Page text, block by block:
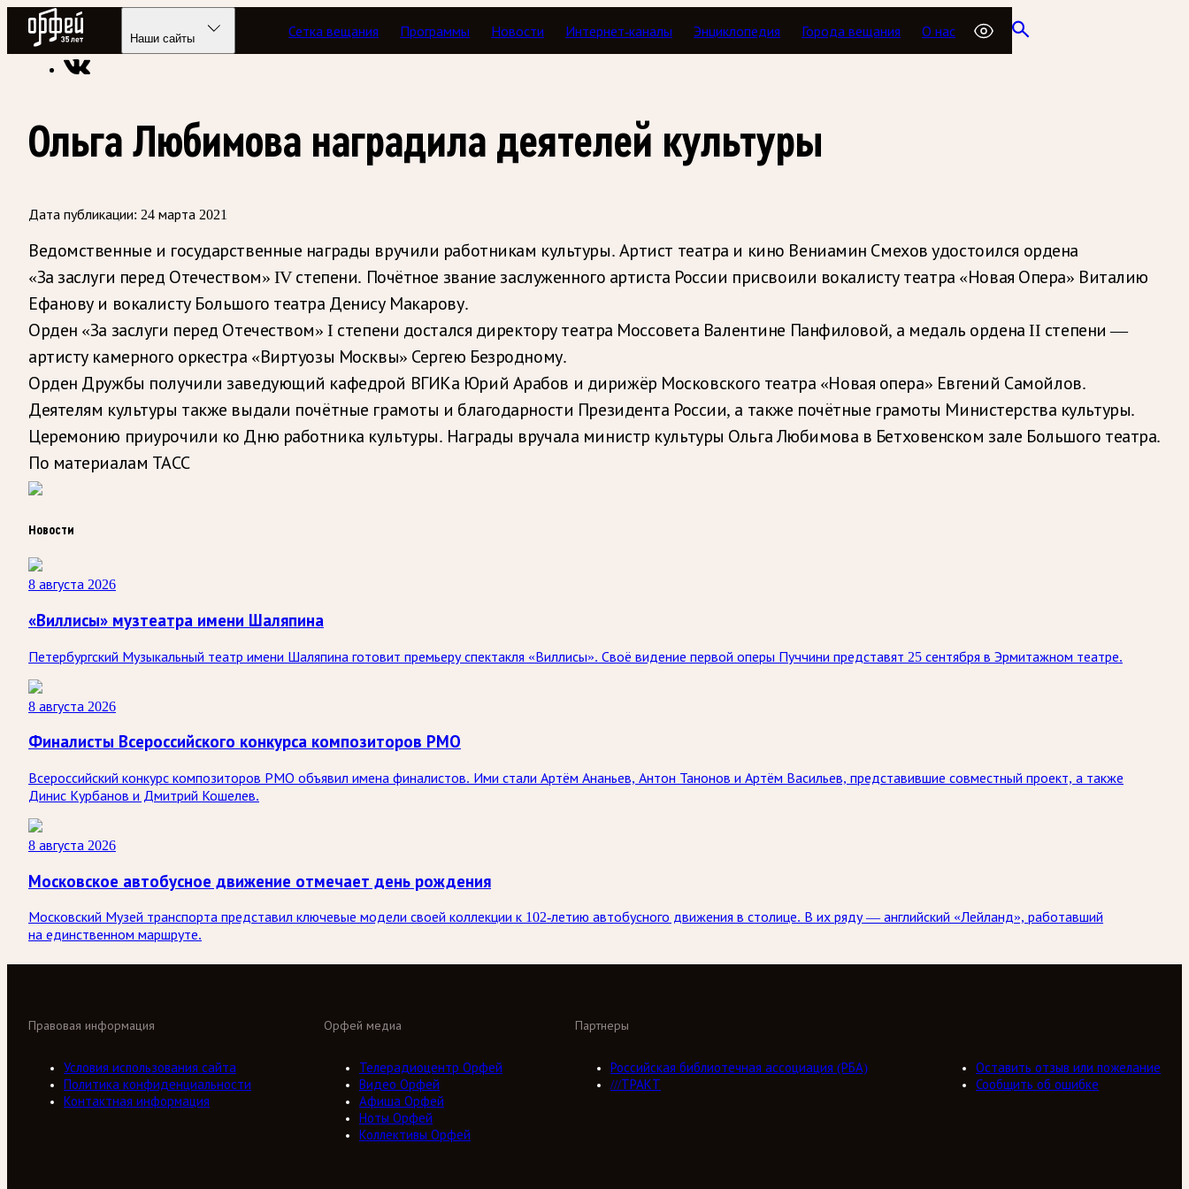
Радио Орфей
Наши сайты Сетка вещания Программы Новости Интернет-каналы Энциклопедия Города вещания О нас
Радио классической музыки «Орфей» Новости
Ольга Любимова наградила деятелей культуры
Дата публикации: 24 марта 2021
Ведомственные и государственные награды вручили работникам культуры. Артист театра и кино Вениамин Смехов удостоился ордена
«За заслуги перед Отечеством» IV степени. Почётное звание заслуженного артиста России присвоили вокалисту театра «Новая Опера» Виталию
Ефанову и вокалисту Большого театра Денису Макарову.
Орден «За заслуги перед Отечеством» I степени достался директору театра Моссовета Валентине Панфиловой, а медаль ордена II степени —
артисту камерного оркестра «Виртуозы Москвы» Сергею Безродному.
Орден Дружбы получили заведующий кафедрой ВГИКа Юрий Арабов и дирижёр Московского театра «Новая опера» Евгений Самойлов.
Деятелям культуры также выдали почётные грамоты и благодарности Президента России, а также почётные грамоты Министерства культуры.
Церемонию приурочили ко Дню работника культуры. Награды вручала министр культуры Ольга Любимова в Бетховенском зале Большого театра.
По материалам ТАСС
Новости
8 августа 2026
«Виллисы» музтеатра имени Шаляпина
Петербургский Музыкальный театр имени Шаляпина готовит премьеру спектакля «Виллисы». Своё видение первой оперы Пуччини представят 25 сентября в Эрмитажном театре.
8 августа 2026
Финалисты Всероссийского конкурса композиторов РМО
Всероссийский конкурс композиторов РМО объявил имена финалистов. Ими стали Артём Ананьев, Антон Танонов и Артём Васильев, представившие совместный проект, а также
Динис Курбанов и Дмитрий Кошелев.
8 августа 2026
Московское автобусное движение отмечает день рождения
Московский Музей транспорта представил ключевые модели своей коллекции к 102-летию автобусного движения в столице. В их ряду — английский «Лейланд», работавший
на единственном маршруте.
Орфей медиа
Телерадиоцентр Орфей
Видео Орфей
Афиша Орфей
Ноты Орфей
Коллективы Орфей
Партнеры
Российская библиотечная ассоциация (РБА)
///ТРАКТ
Правовая информация
Условия использования сайта
Политика конфиденциальности
Контактная информация
Оставить отзыв или пожелание
Сообщить об ошибке